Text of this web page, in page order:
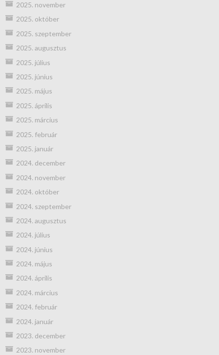
2025. november
2025. október
2025. szeptember
2025. augusztus
2025. július
2025. június
2025. május
2025. április
2025. március
2025. február
2025. január
2024. december
2024. november
2024. október
2024. szeptember
2024. augusztus
2024. július
2024. június
2024. május
2024. április
2024. március
2024. február
2024. január
2023. december
2023. november